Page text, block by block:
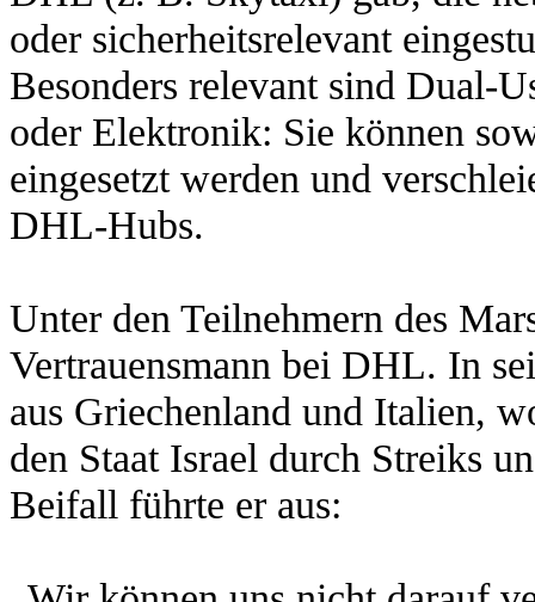
oder sicherheitsrelevant
Besonders relevant sind Dual-
oder Elektronik: Sie können
eingesetzt werden und
DHL-Hubs.
Unter den Teilnehmern des
Vertrauensmann bei DHL. In
aus Griechenland und Italien,
den Staat Israel durch Streiks
Beifall führte er aus: